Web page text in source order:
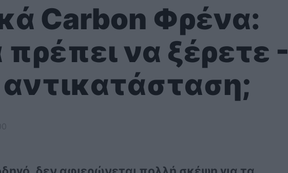
Carbon Φρένα:
να ξέρετε -
αντικατάσταση;